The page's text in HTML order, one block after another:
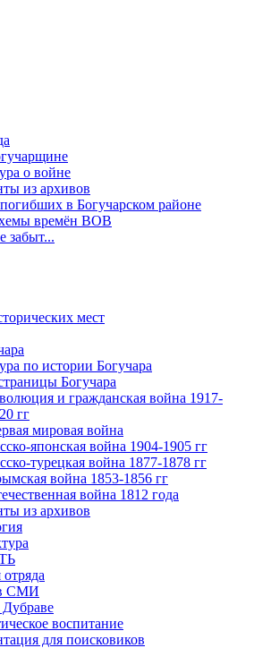
о войне
из архивов
в Богучарском районе
времён ВОВ
забыт...
мест
по истории Богучара
Богучара
и гражданская война 1917-
гг
мировая война
японская война 1904-1905 гг
турецкая война 1877-1878 гг
война 1853-1856 гг
война 1812 года
из архивов
СМИ
воспитание
для поисковиков